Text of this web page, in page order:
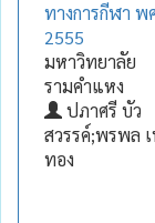
ทางการกีฬา พ
2555
มหาวิทยาลัย
รามคำแหง
ปภาศรี บัว
สวรรค์;พรพล
ทอง